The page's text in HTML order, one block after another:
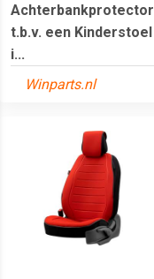
Achterbankprotector
t.b.v. een Kinderstoel
i...
Winparts.nl